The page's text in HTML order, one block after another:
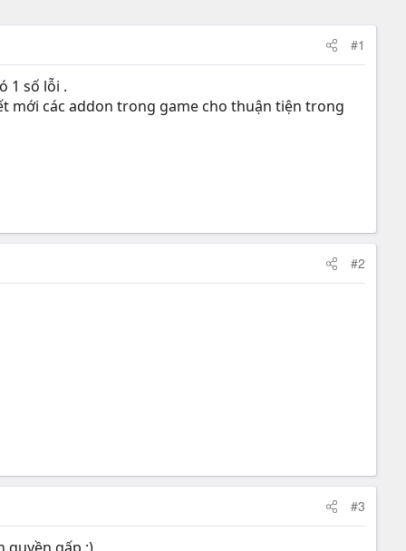
#1
1 số lỗi .
mới các addon trong game cho thuận tiện trong
#2
#3